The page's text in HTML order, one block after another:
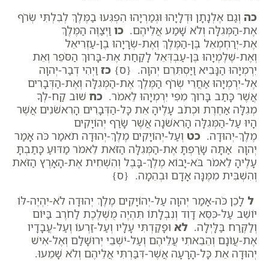
כה וְגַם אֶלְנָתָן וּדְלָיָהוּ וּגְמַרְיָהוּ הִפְגִּעוּ בַמֶּלֶךְ לְבִלְתִּי שְׂרֹף
אֶת-הַמְּגִלָּה וְלֹא שָׁמַע אֲלֵיהֶם. כו וַיְצַוֶּה הַמֶּלֶךְ
אֶת-יְרַחְמְאֵל בֶּן-הַמֶּלֶךְ וְאֶת-שְׂרָיָהוּ בֶן-עַזְרִיאֵל
וְאֶת-שֶׁלֶמְיָהוּ בֶּן-עַבְדְּאֵל לָקַחַת אֶת-בָּרוּךְ הַסֹּפֵר וְאֵת
יִרְמְיָהוּ הַנָּבִיא וַיַּסְתִּרֵם יְהוָה. {ס} כז וַיְהִי דְבַר-יְהוָה
אֶל-יִרְמְיָהוּ אַחֲרֵי שְׂרֹף הַמֶּלֶךְ אֶת-הַמְּגִלָּה וְאֶת-הַדְּבָרִים
אֲשֶׁר כָּתַב בָּרוּךְ מִפִּי יִרְמְיָהוּ לֵאמֹר. כח שׁוּב קַח-לְךָ
מְגִלָּה אַחֶרֶת וּכְתֹב עָלֶיהָ אֵת כָּל-הַדְּבָרִים הָרִאשֹׁנִים אֲשֶׁר
הָיוּ עַל-הַמְּגִלָּה הָרִאשֹׁנָה אֲשֶׁר שָׂרַף יְהוֹיָקִים
מֶלֶךְ-יְהוּדָה. כט וְעַל-יְהוֹיָקִים מֶלֶךְ-יְהוּדָה תֹאמַר כֹּה אָמַר
יְהוָה אַתָּה שָׂרַפְתָּ אֶת-הַמְּגִלָּה הַזֹּאת לֵאמֹר מַדּוּעַ כָּתַבְתָּ
עָלֶיהָ לֵאמֹר בֹּא-יָבוֹא מֶלֶךְ-בָּבֶל וְהִשְׁחִית אֶת-הָאָרֶץ הַזֹּאת
וְהִשְׁבִּית מִמֶּנָּה אָדָם וּבְהֵמָה. {ס}
ל לָכֵן כֹּה-אָמַר יְהוָה עַל-יְהוֹיָקִים מֶלֶךְ יְהוּדָה לֹא-יִהְיֶה-לּוֹ
יוֹשֵׁב עַל-כִּסֵּא דָוִד וְנִבְלָתוֹ תִּהְיֶה מֻשְׁלֶכֶת לַחֹרֶב בַּיּוֹם
וְלַקֶּרַח בַּלָּיְלָה. לא וּפָקַדְתִּי עָלָיו וְעַל-זַרְעוֹ וְעַל-עֲבָדָיו
אֶת-עֲו‍ֹנָם וְהֵבֵאתִי עֲלֵיהֶם וְעַל-יֹשְׁבֵי יְרוּשָׁלִַם וְאֶל-אִישׁ
יְהוּדָה אֵת כָּל-הָרָעָה אֲשֶׁר-דִּבַּרְתִּי אֲלֵיהֶם וְלֹא שָׁמֵעוּ.